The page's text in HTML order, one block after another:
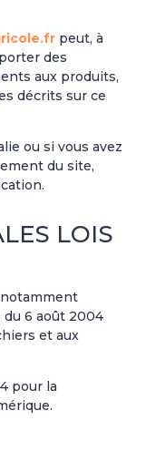
peut, à
des
aux produits,
décrits sur ce
ou si vous avez
du site,
LOIS
notamment
du 6 août 2004
et aux
pour la